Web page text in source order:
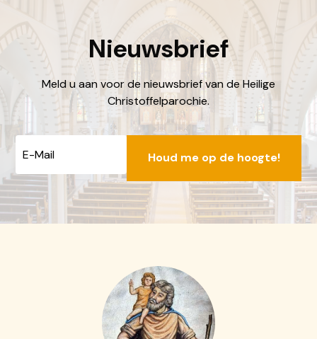
locatiebakhuizen@dechristoffel.nl
Nieuwsbrief
Meld u aan voor de nieuwsbrief van de Heilige
Christoffelparochie.